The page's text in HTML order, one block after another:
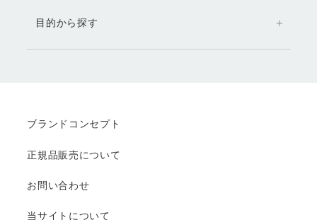
目的から探す
ブランドコンセプト
正規品販売について
お問い合わせ
当サイトについて